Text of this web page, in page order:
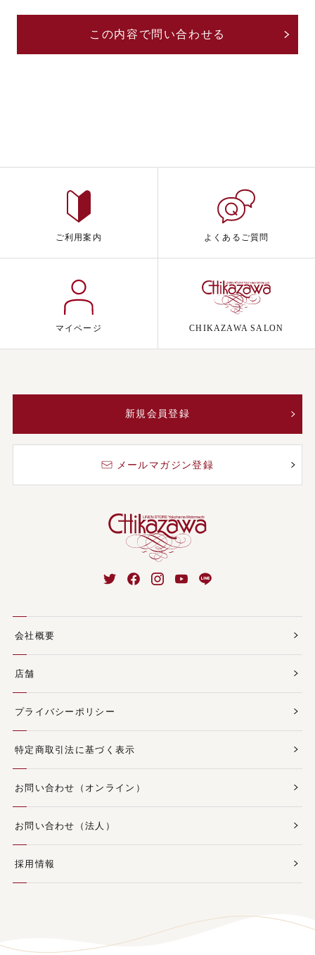
ご利用案内 よくあるご質問
マイページ CHIKAZAWA SALON
新規会員登録
メールマガジン登録
会社概要
店舗
プライバシーポリシー
特定商取引法に基づく表示
お問い合わせ（オンライン）
お問い合わせ（法人）
採用情報